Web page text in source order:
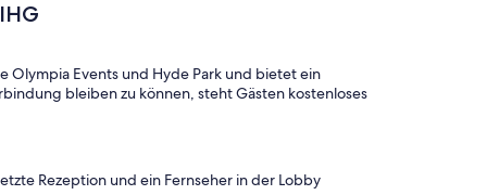
Olympia Events und Hyde Park und bietet ein
bleiben zu können, steht Gästen kostenloses
Rezeption und ein Fernseher in der Lobby